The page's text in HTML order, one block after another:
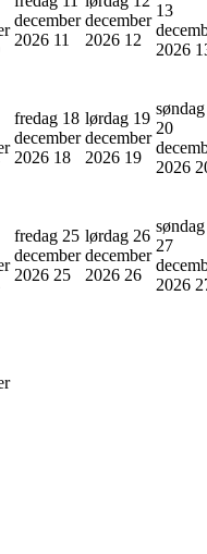
december
2026 11
december
2026 12
13
2026
fredag 18
december
2026 18
lørdag 19
december
2026 19
søndag
20
2026
fredag 25
december
2026 25
lørdag 26
december
2026 26
søndag
27
2026